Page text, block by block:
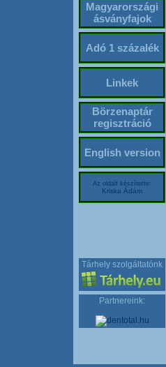
Magyarországi
ásványfajok
Adó 1 százalék
Linkek
Börzenaptár
regisztráció
English version
Az oldalt készítette:
Kriska Ádám
Tárhely szolgáltatónk
Partnereink: